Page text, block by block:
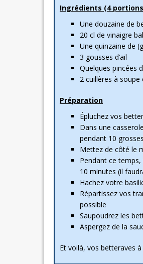
Ingrédients (4
Une douzaine de
20 cl de vinaigre
Une quinzaine de
3 gousses d’ail
Quelques pincées
2 cuillères à soupe
Préparation
Épluchez vos
Dans une
pendant 10
Mettez de côté le
Pendant ce
10 minutes (il
Hachez votre
Répartissez vos
possible
Saupoudrez les
Aspergez de la
Et voilà, vos betteraves